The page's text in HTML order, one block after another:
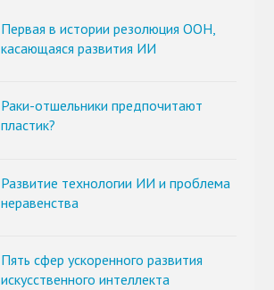
Первая в истории резолюция ООН,
касающаяся развития ИИ
Раки-отшельники предпочитают
пластик?
Развитие технологии ИИ и проблема
неравенства
Пять сфер ускоренного развития
искусственного интеллекта